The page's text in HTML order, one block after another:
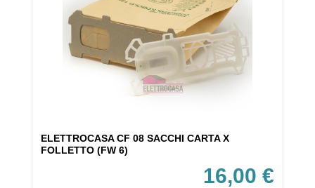
ELETTROCASA CF 08 SACCHI CARTA X
FOLLETTO (FW 6)
16,00 €